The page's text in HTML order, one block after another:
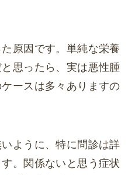
原因です。単純な栄養
思ったら、実は悪性腫
ースは多々ありますの
ように、特に問診は詳
。関係ないと思う症状